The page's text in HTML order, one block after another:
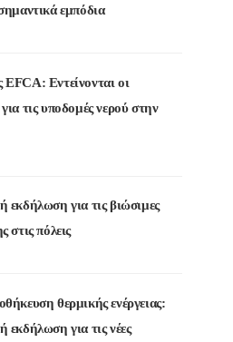
εμπόδια
Εντείνονται οι
τις υποδομές νερού στην
εκδήλωση για τις βιώσιμες
στις πόλεις
θερμικής ενέργειας:
εκδήλωση για τις νέες